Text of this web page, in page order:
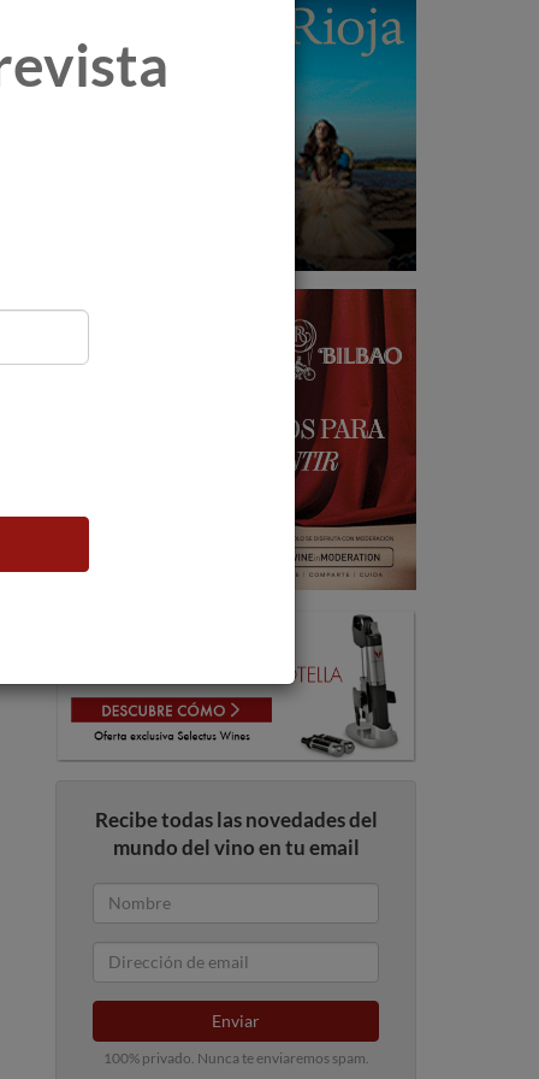
Recibe todas las novedades del
mundo del vino en tu email
Enviar
100% privado. Nunca te enviaremos spam.